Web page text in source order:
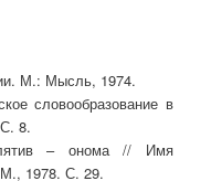
М.: Мысль, 1974.
словообразование в
8.
– онома // Имя
М., 1978. С. 29.